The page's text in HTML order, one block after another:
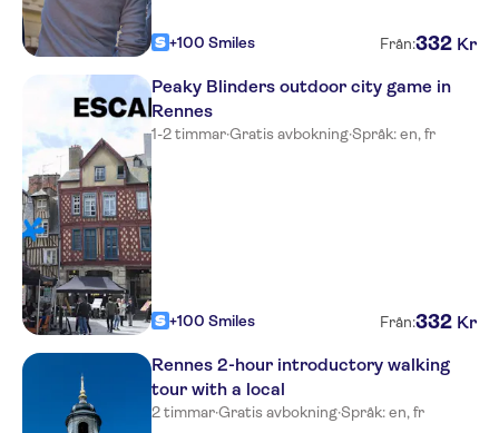
+100 Smiles Från:332 Kr
Peaky Blinders outdoor city game in
Rennes
1-2 timmar·Gratis avbokning·Språk: en, fr
+100 Smiles Från:332 Kr
Rennes 2-hour introductory walking
tour with a local
2 timmar·Gratis avbokning·Språk: en, fr